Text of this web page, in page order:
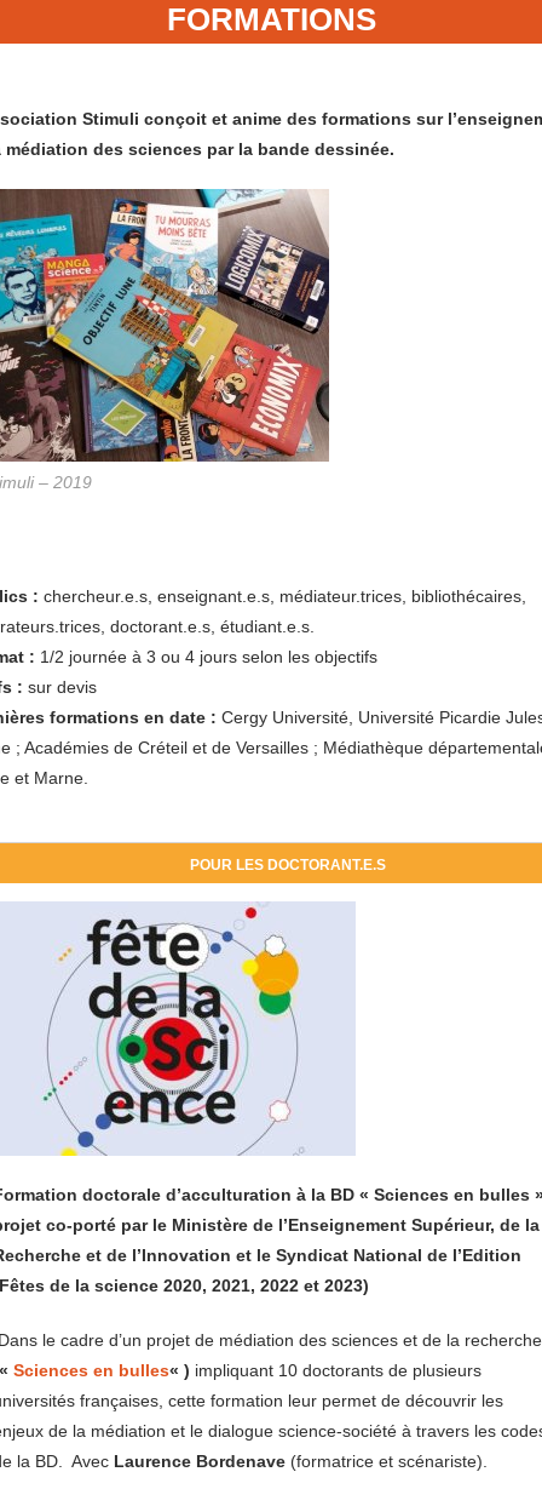
FORMATIONS
Stimuli conçoit et anime des formations sur
médiation des sciences par la bande dessinée.
– 2019
: chercheur.e.s, enseignant.e.s, médiateur.trices, bibliothécaires,
doctorant.e.s, étudiant.e.s.
: 1/2 journée à 3 ou 4 jours selon les objectifs
: sur devis
formations en date : Cergy Université, Université Picardie
; Académies de Créteil et de Versailles ; Médiathèque
et Marne.
POUR LES DOCTORANT.E.S
doctorale d’acculturation à la BD « Sciences en bulles
co-porté par le Ministère de l’Enseignement Supérieur, de la
et de l’Innovation et le Syndicat National de l’Edition
de la science 2020, 2021, 2022 et 2023)
Dans le cadre d’un projet de médiation des sciences et de la recherche
Sciences en bulles« ) impliquant 10 doctorants de plusieurs
françaises, cette formation leur permet de découvrir les
de la médiation et le dialogue science-société à travers les
la BD. Avec Laurence Bordenave(formatrice et scénariste).